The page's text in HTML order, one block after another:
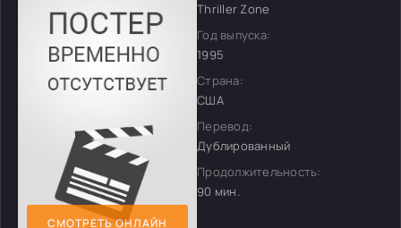
СМОТРЕТЬ ОНЛАЙН
Thriller Zone
Год выпуска:
1995
Страна:
США
Перевод:
Дублированный
Продолжительность:
90 мин.